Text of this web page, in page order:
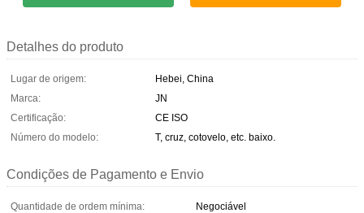
Detalhes do produto
Lugar de origem:
Hebei, China
Marca:
JN
Certificação:
CE ISO
Número do modelo:
T, cruz, cotovelo, etc. baixo.
Condições de Pagamento e Envio
Quantidade de ordem mínima:
Negociável